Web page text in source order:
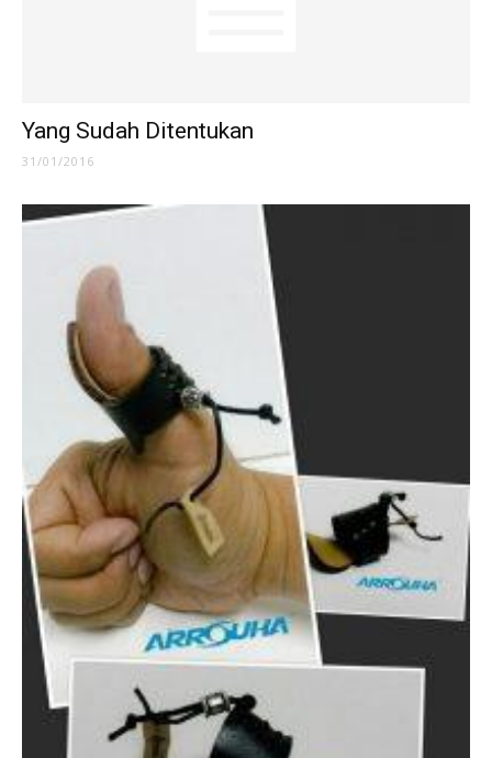
Yang Sudah Ditentukan
31/01/2016